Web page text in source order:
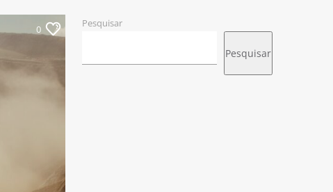
0 Pesquisar
Pesquisar